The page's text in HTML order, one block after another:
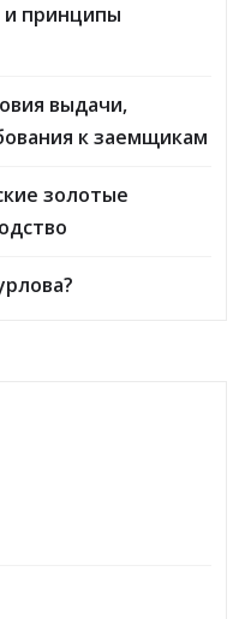
и принципы
выдачи,
к заемщикам
золотые